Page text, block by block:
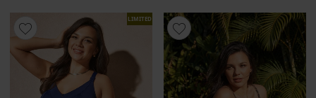
LIMITED